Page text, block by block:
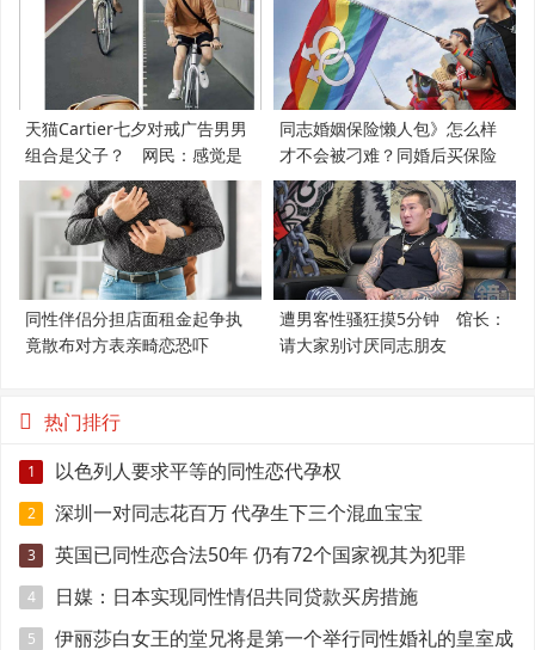
天猫Cartier七夕对戒广告男男
组合是父子？ 网民：感觉是
支持LGBT
同志婚姻保险懒人包》怎么样
才不会被刁难？同婚后买保险
必知5件事
同性伴侣分担店面租金起争执
竟散布对方表亲畸恋恐吓
遭男客性骚狂摸5分钟 馆长：
请大家别讨厌同志朋友
热门排行
1 以色列人要求平等的同性恋代孕权
2 深圳一对同志花百万 代孕生下三个混血宝宝
3 英国已同性恋合法50年 仍有72个国家视其为犯罪
4 日媒：日本实现同性情侣共同贷款买房措施
5
伊丽莎白女王的堂兄将是第一个举行同性婚礼的皇室成